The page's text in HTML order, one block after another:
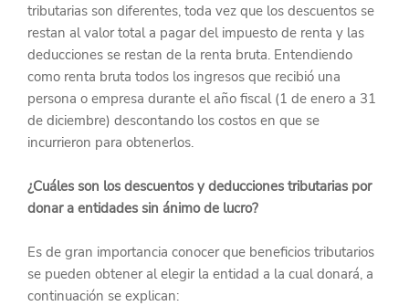
tributarias son diferentes, toda vez que los descuentos se
restan al valor total a pagar del impuesto de renta y las
deducciones se restan de la renta bruta. Entendiendo
como renta bruta todos los ingresos que recibió una
persona o empresa durante el año fiscal (1 de enero a 31
de diciembre) descontando los costos en que se
incurrieron para obtenerlos.
¿Cuáles son los descuentos y deducciones tributarias por
donar a entidades sin ánimo de lucro?
Es de gran importancia conocer que beneficios tributarios
se pueden obtener al elegir la entidad a la cual donará, a
continuación se explican: